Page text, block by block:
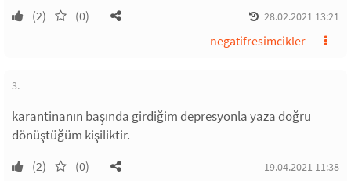
(2) (0) 28.02.2021 13:21
negatifresimcikler
3.
karantinanın başında girdiğim depresyonla yaza doğru
dönüştüğüm kişiliktir.
(2) (0) 19.04.2021 11:38